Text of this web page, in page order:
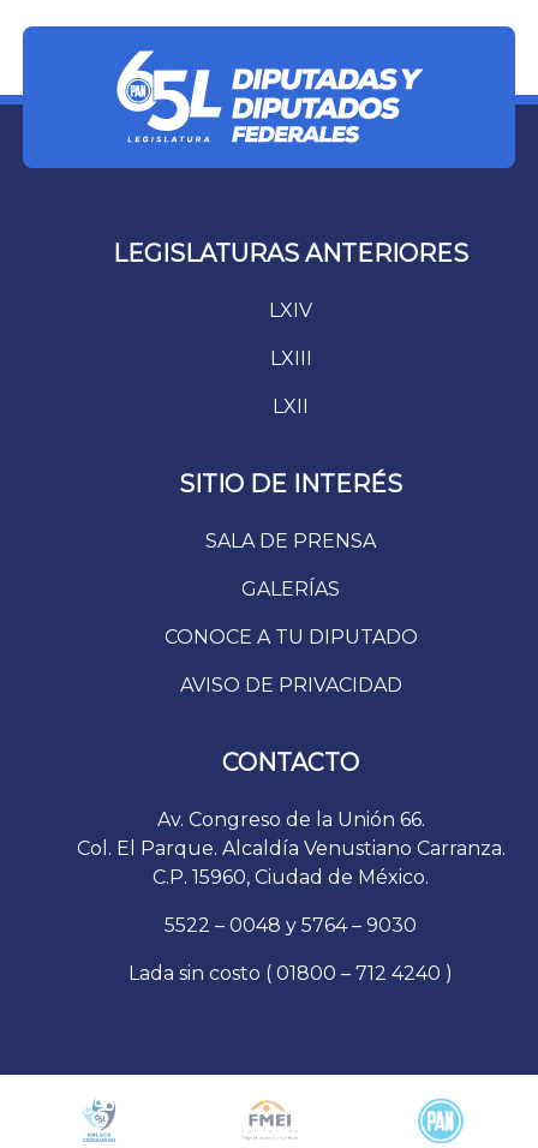
LEGISLATURAS ANTERIORES
LXIV
LXIII
LXII
SITIO DE INTERÉS
SALA DE PRENSA
GALERÍAS
CONOCE A TU DIPUTADO
AVISO DE PRIVACIDAD
CONTACTO
Av. Congreso de la Unión 66.
Col. El Parque. Alcaldía Venustiano Carranza.
C.P. 15960, Ciudad de México.
5522 – 0048 y 5764 – 9030
Lada sin costo ( 01800 – 712 4240 )